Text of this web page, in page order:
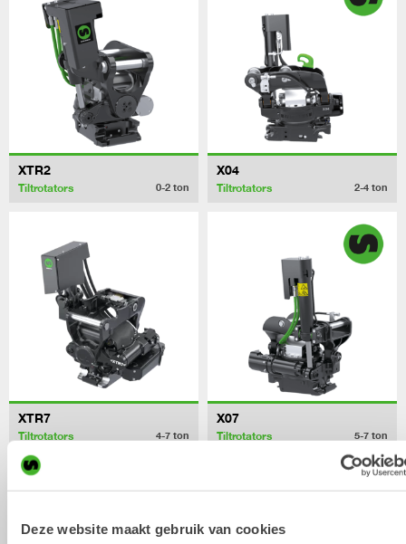
Deze website maakt gebruik van cookies
XTR2
Tiltrotators 0-2 ton
X04
Tiltrotators 2-4 ton
XTR7
Tiltrotators 4-7 ton
X07
Tiltrotators 5-7 ton